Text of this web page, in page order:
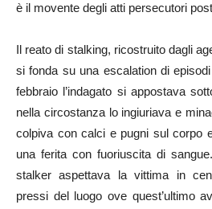
è il movente degli atti persecutori
Il reato di stalking, ricostruito dagli
si fonda su una escalation di
febbraio l’indagato si appostava
nella circostanza lo ingiuriava e
colpiva con calci e pugni sul corpo
una ferita con fuoriuscita di
stalker aspettava la vittima in
pressi del luogo ove quest’ultimo